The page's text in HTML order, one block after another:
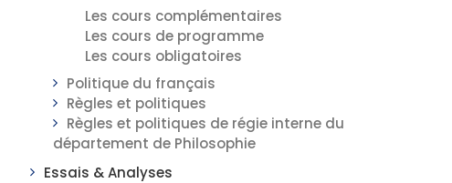
Les cours complémentaires
Les cours de programme
Les cours obligatoires
Politique du français
Règles et politiques
Règles et politiques de régie interne du
département de Philosophie
Essais & Analyses